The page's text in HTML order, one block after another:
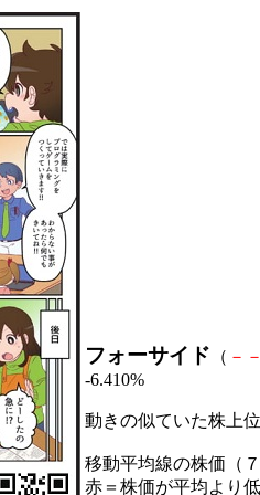
フォーサイド （ － －
-6.410%
動きの似ていた株上
移動平均線の株価（
赤＝株価が平均より